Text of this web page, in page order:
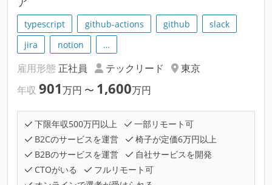
typescript github-actions github
slack
jira
notion …
雇用形態 正社員 テックリード
東京
年収 901万円 〜 1,600万円
下限年収500万円以上
一部リモート可
B2Cのサービスを運営
椅子が定価6万円以上
B2Bのサービスを運営
自社サービスを開発
CTOがいる
フルリモート可